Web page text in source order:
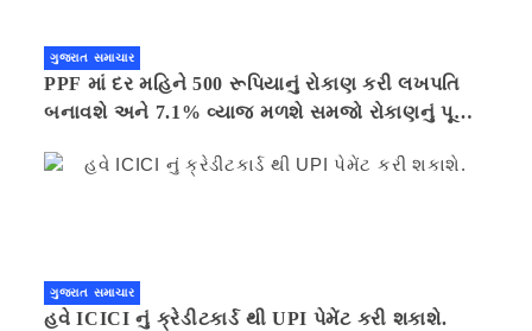
ગુજરાત સમાચાર
PPF માં દર મહિને 500 રૂપિયાનું રોકાણ કરી લખપતિ
બનાવશે અને 7.1% વ્યાજ મળશે સમજો રોકાણનું પૂરું
ગુજરાત સમાચાર
હવે ICICI નું ક્રેડીટકાર્ડ થી UPI પેમેંટ કરી શકાશે.